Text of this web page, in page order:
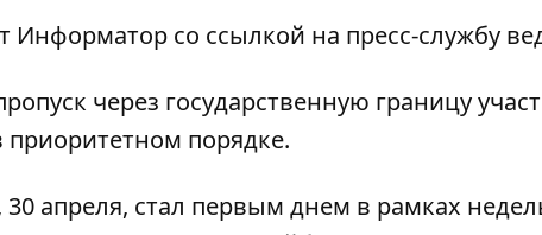
Информатор со ссылкой на пресс-службу
через государственную границу
приоритетном порядке.
апреля, стал первым днем в рамках